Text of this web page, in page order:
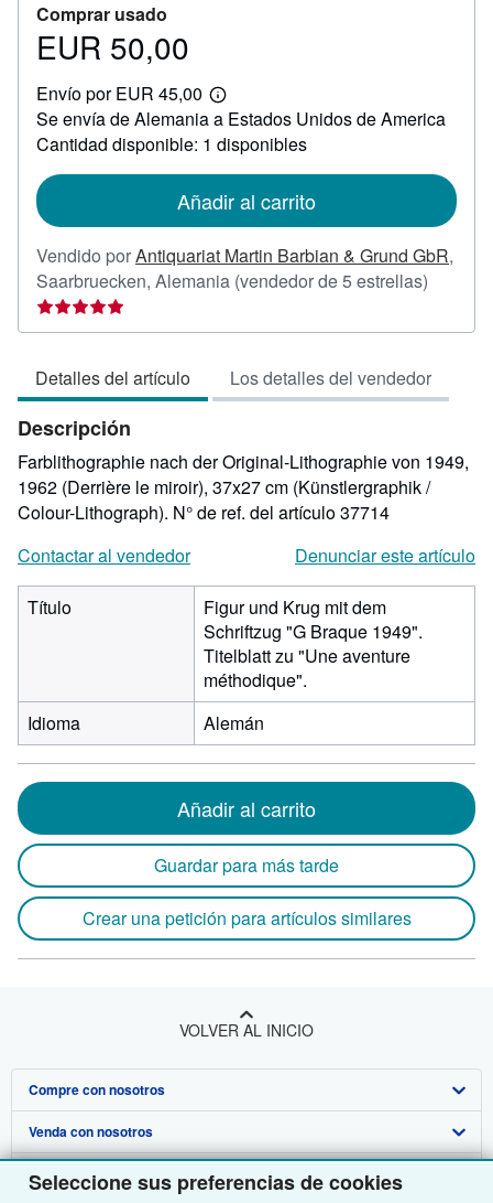
Seleccione sus preferencias de cookies
Comprar usado
Precio
50,00
EUR 50,00
Envío por EUR 45,00
Más
información
sobre
las
envío
Se envía de Alemania a Estados Unidos de America
Cantidad disponible: 1 disponibles
Añadir al carrito
Vendido porAntiquariat Martin Barbian & Grund GbR,
Saarbruecken, Alemania (vendedor de 5 estrellas)
de
5
Detalles del artículo Los detalles del vendedor
Descripción
Farblithographie nach der Original-Lithographie von 1949,
1962 (Derrière le miroir), 37x27 cm (Künstlergraphik /
Colour-Lithograph). N° de ref. del artículo 37714
Contactar al vendedor
Denunciar este artículo
Título
Figur und Krug mit dem
Schriftzug "G Braque 1949".
Titelblatt zu "Une aventure
méthodique".
Idioma
Alemán
Añadir al carrito
Guardar para más tarde
Crear una petición para artículos similares
VOLVER AL INICIO
Compre con nosotros
Búsqueda avanzada
Colecciones
Venda con nosotros
Comenzar a vender
Sobre nosotros